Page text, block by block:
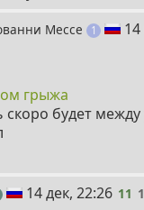
Мессе 1 пост 10
грыжа
скоро будет
пост 11
14 дек, 22:26 11